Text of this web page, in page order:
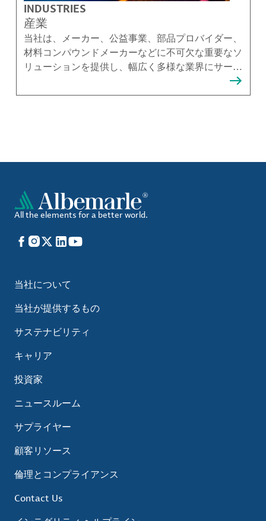
INDUSTRIES
産業
当社は、メーカー、公益事業、部品プロバイダー、
材料コンパウンドメーカーなどに不可欠な重要なソ
リューションを提供し、幅広く多様な業界にサービ
All the elements for a better world.
Facebook
Instagram
X LinkedIn
YouTube
当社について
当社が提供するもの
サステナビリティ
キャリア
投資家
ニュースルーム
サプライヤー
顧客リソース
倫理とコンプライアンス
Contact Us